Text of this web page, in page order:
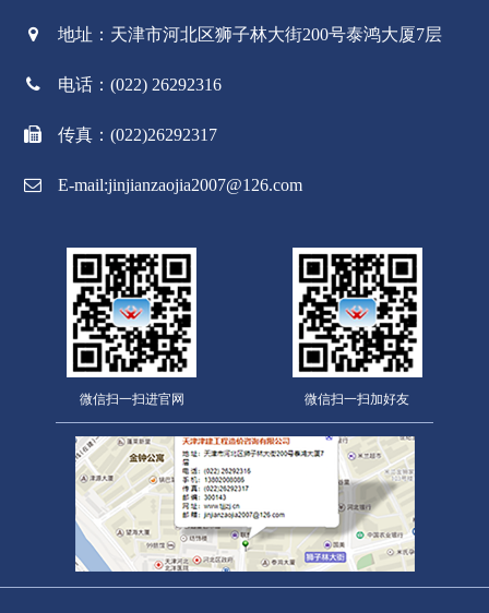
地址：天津市河北区狮子林大街200号泰鸿大厦7层
电话：(022) 26292316
传真：(022)26292317
E-mail:jinjianzaojia2007@126.com
微信扫一扫进官网 微信扫一扫加好友